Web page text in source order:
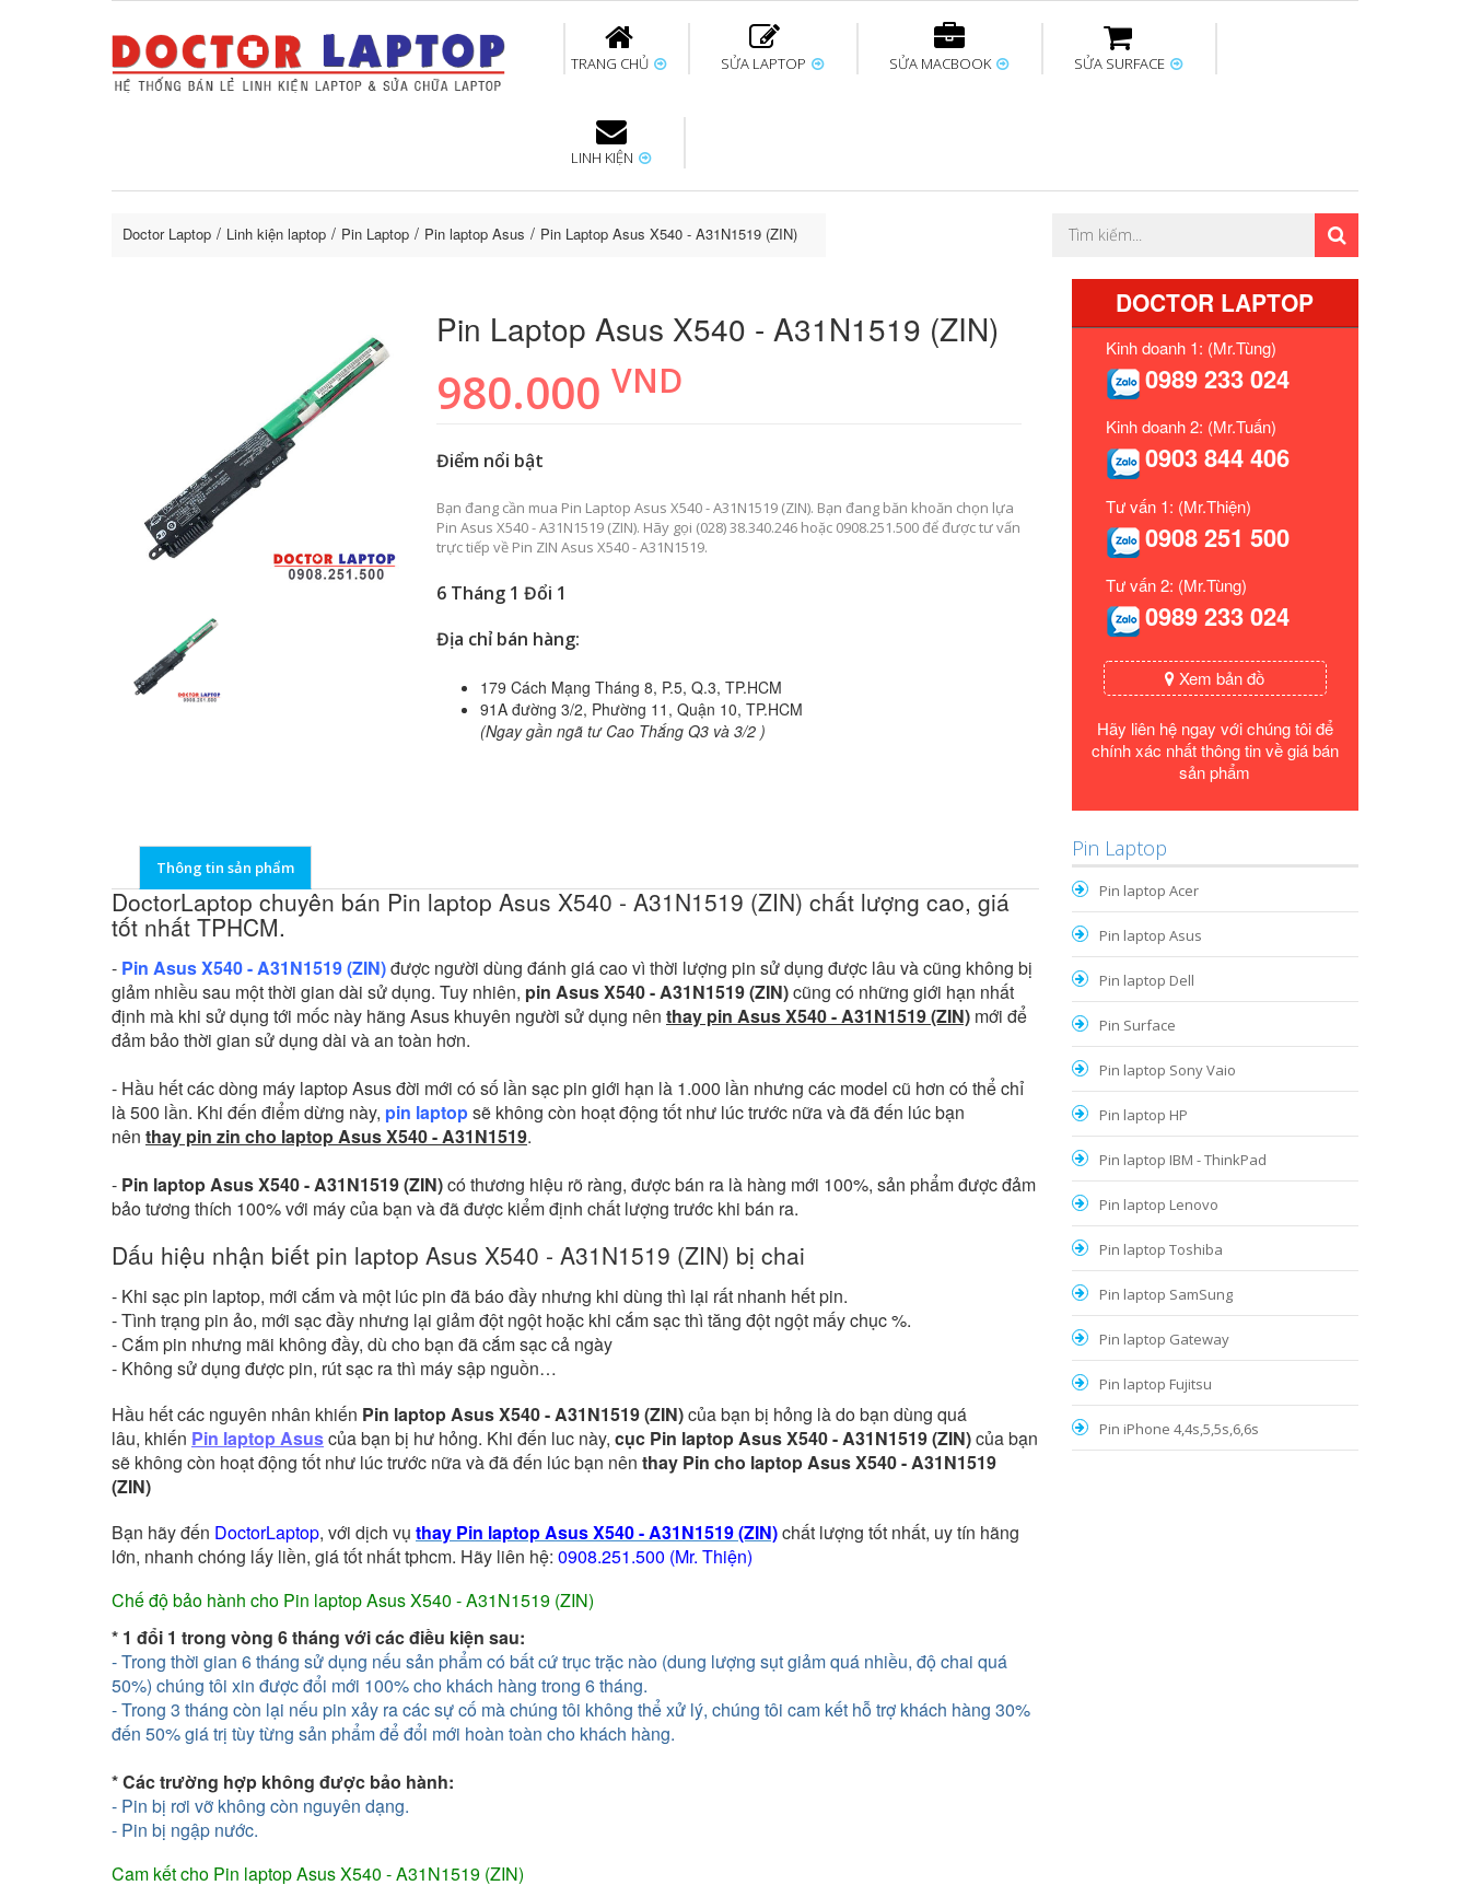
TRANG CHỦ SỬA LAPTOP
Sửa Laptop uy tín Thay bàn phím Thay màn hình Thay Pin Laptop
SỬA MACBOOK
Sửa Macbook uy tín Thay pin Macbook Thay màn hình Thay bàn phím
SỬA SURFACE
Thay pin Surface Sửa Surface không Thay sạc Surface Sửa Mainboard
LINH KIỆN
Doctor Laptop Linh kiện laptop Pin Laptop Pin laptop Asus Pin Laptop Asus X540 - A31N1519 (ZIN)
Pin Laptop Asus X540 - A31N1519 (ZIN)
980.000 VND
Điểm nổi bật
Bạn đang cần mua Pin Laptop Asus X540 - A31N1519 (ZIN). Bạn đang băn khoăn chọn lựa
Pin Asus X540 - A31N1519 (ZIN). Hãy gọi (028) 38.340.246 hoặc 0908.251.500 để được tư vấn
trực tiếp về Pin ZIN Asus X540 - A31N1519.
6 Tháng 1 Đổi 1
Địa chỉ bán hàng:
179 Cách Mạng Tháng 8, P.5, Q.3, TP.HCM
91A đường 3/2, Phường 11, Quận 10, TP.HCM
(Ngay gần ngã tư Cao Thắng Q3 và 3/2 )
Thông tin sản phẩm
DoctorLaptop chuyên bán Pin laptop Asus X540 - A31N1519 (ZIN) chất lượng cao, giá
tốt nhất TPHCM.
- Pin Asus X540 - A31N1519 (ZIN)được người dùng đánh giá cao vì thời lượng pin sử dụng được lâu và cũng không bị
giảm nhiều sau một thời gian dài sử dụng. Tuy nhiên, pin Asus X540 - A31N1519 (ZIN)cũng có những giới hạn nhất
định mà khi sử dụng tới mốc này hãng Asus khuyên người sử dụng nên thay pin Asus X540 - A31N1519 (ZIN) mới để
đảm bảo thời gian sử dụng dài và an toàn hơn.
- Hầu hết các dòng máy laptop Asus đời mới có số lần sạc pin giới hạn là 1.000 lần nhưng các model cũ hơn có thể chỉ
là 500 lần. Khi đến điểm dừng này, pin laptopsẽ không còn hoạt động tốt như lúc trước nữa và đã đến lúc bạn
nên thay pin zin cho laptop Asus X540 - A31N1519.
- Pin laptop Asus X540 - A31N1519 (ZIN)có thương hiệu rõ ràng, được bán ra là hàng mới 100%, sản phẩm được đảm
bảo tương thích 100% với máy của bạn và đã được kiểm định chất lượng trước khi bán ra.
Dấu hiệu nhận biết pin laptop Asus X540 - A31N1519 (ZIN) bị chai
- Khi sạc pin laptop, mới cắm và một lúc pin đã báo đầy nhưng khi dùng thì lại rất nhanh hết pin.
- Tình trạng pin ảo, mới sạc đầy nhưng lại giảm đột ngột hoặc khi cắm sạc thì tăng đột ngột mấy chục %.
- Cắm pin nhưng mãi không đầy, dù cho bạn đã cắm sạc cả ngày
- Không sử dụng được pin, rút sạc ra thì máy sập nguồn…
Hầu hết các nguyên nhân khiến Pin laptop Asus X540 - A31N1519 (ZIN)của bạn bị hỏng là do bạn dùng quá
lâu, khiến Pin laptop Asuscủa bạn bị hư hỏng. Khi đến luc này, cục Pin laptop Asus X540 - A31N1519 (ZIN)của bạn
sẽ không còn hoạt động tốt như lúc trước nữa và đã đến lúc bạn nên thay Pin cho laptop Asus X540 - A31N1519
(ZIN)
Bạn hãy đến DoctorLaptop, với dịch vụ thay Pin laptop Asus X540 - A31N1519 (ZIN)chất lượng tốt nhất, uy tín hãng
lớn, nhanh chóng lấy liền, giá tốt nhất tphcm. Hãy liên hệ: 0908.251.500 (Mr. Thiện)
Chế độ bảo hành cho Pin laptop Asus X540 - A31N1519 (ZIN)
* 1 đổi 1 trong vòng 6 tháng với các điều kiện sau:
- Trong thời gian 6 tháng sử dụng nếu sản phẩm có bất cứ trục trặc nào (dung lượng sụt giảm quá nhiều, độ chai quá
50%) chúng tôi xin được đổi mới 100% cho khách hàng trong 6 tháng.
- Trong 3 tháng còn lại nếu pin xảy ra các sự cố mà chúng tôi không thể xử lý, chúng tôi cam kết hỗ trợ khách hàng 30%
đến 50% giá trị tùy từng sản phẩm để đổi mới hoàn toàn cho khách hàng.
* Các trường hợp không được bảo hành:
- Pin bị rơi vỡ không còn nguyên dạng.
- Pin bị ngập nước.
Cam kết cho Pin laptop Asus X540 - A31N1519 (ZIN)
DOCTOR LAPTOP
Kinh doanh 1: (Mr.Tùng)
0989 233 024
Kinh doanh 2: (Mr.Tuấn)
0903 844 406
Tư vấn 1: (Mr.Thiện)
0908 251 500
Tư vấn 2: (Mr.Tùng)
0989 233 024
Xem bản đồ
Hãy liên hệ ngay với chúng tôi để
chính xác nhất thông tin về giá bán
sản phẩm
Pin Laptop
Pin laptop Acer
Pin laptop Asus
Pin laptop Dell
Pin Surface
Pin laptop Sony Vaio
Pin laptop HP
Pin laptop IBM - ThinkPad
Pin laptop Lenovo
Pin laptop Toshiba
Pin laptop SamSung
Pin laptop Gateway
Pin laptop Fujitsu
Pin iPhone 4,4s,5,5s,6,6s